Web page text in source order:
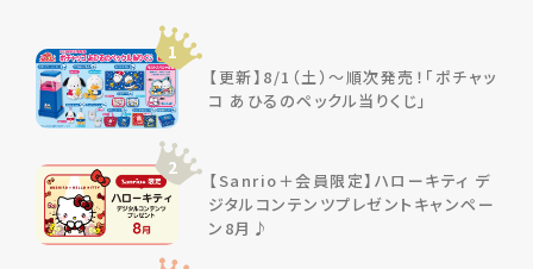
1
【更新】8/1（土）～順次発売！「ポチャッ
コ あひるのペックル当りくじ」
2
【Sanrio＋会員限定】ハローキティ デ
ジタルコンテンツプレゼントキャンペー
ン8月♪